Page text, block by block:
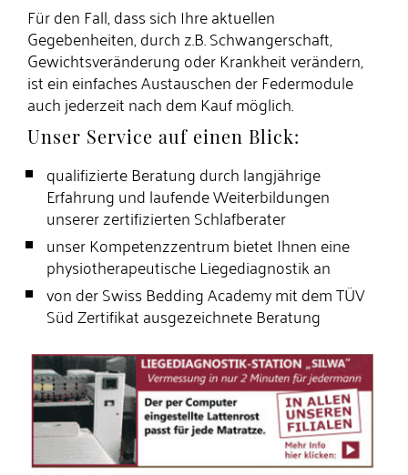
Für den Fall, dass sich Ihre aktuellen
Gegebenheiten, durch z.B. Schwangerschaft,
Gewichtsveränderung oder Krankheit verändern,
ist ein einfaches Austauschen der Federmodule
auch jederzeit nach dem Kauf möglich.
Unser Service auf einen Blick:
qualifizierte Beratung durch langjährige
Erfahrung und laufende Weiterbildungen
unserer zertifizierten Schlafberater
unser Kompetenzzentrum bietet Ihnen eine
physiotherapeutische Liege­diagnostik an
von der Swiss Bedding Academy mit dem TÜV
Süd Zertifikat ausgezeichnete Beratung